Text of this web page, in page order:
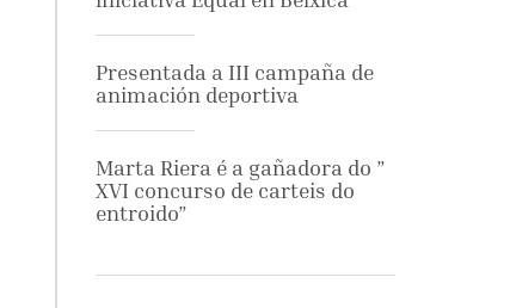
Presentada a III campaña de
animación deportiva
Marta Riera é a gañadora do ”
XVI concurso de carteis do
entroido”